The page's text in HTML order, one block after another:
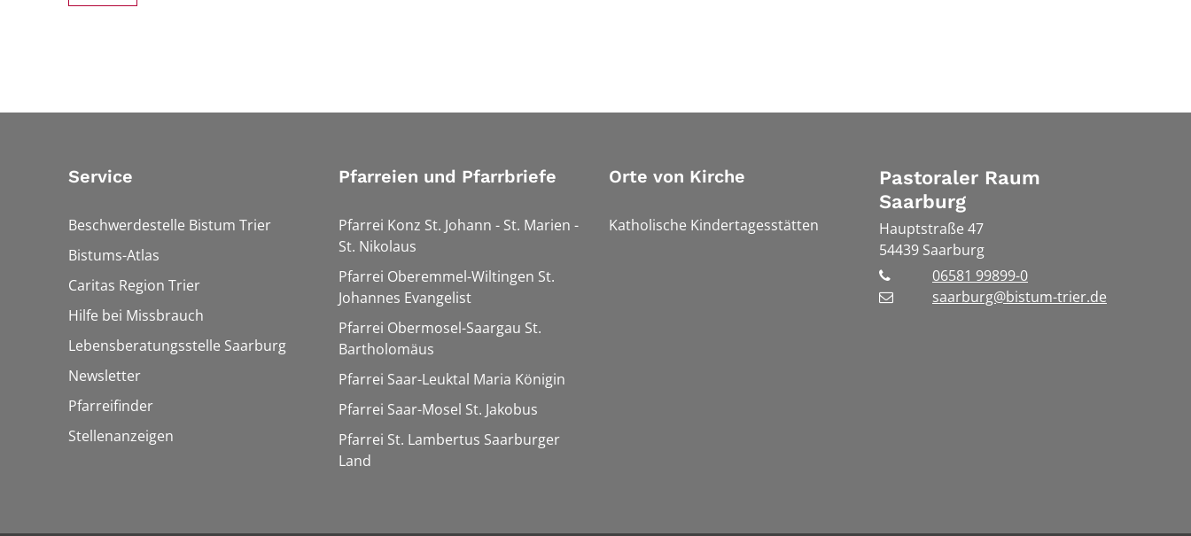
Service
Beschwerdestelle Bistum Trier
Bistums-Atlas
Caritas Region Trier
Hilfe bei Missbrauch
Lebensberatungsstelle Saarburg
Newsletter
Pfarreifinder
Stellenanzeigen
Pfarreien und Pfarrbriefe
Pfarrei Konz St. Johann - St. Marien -
St. Nikolaus
Pfarrei Oberemmel-Wiltingen St.
Johannes Evangelist
Pfarrei Obermosel-Saargau St.
Bartholomäus
Pfarrei Saar-Leuktal Maria Königin
Pfarrei Saar-Mosel St. Jakobus
Pfarrei St. Lambertus Saarburger
Land
Orte von Kirche
Katholische Kindertagesstätten
Pastoraler Raum
Saarburg
Hauptstraße 47
54439 Saarburg
06581 99899-0
saarburg@bistum-trier.de